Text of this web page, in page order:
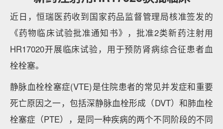
近日，恒瑞医药收到国家药品监督管理局核准签发的
《药物临床试验批准通知书》，批准2类新药注射用
HR17020开展临床试验，用于预防肾病综合征患者血
栓栓塞。
静脉血栓栓塞症(VTE)是住院患者的常见并发症和重要
死亡原因之一，包括深静脉血栓形成（DVT）和肺血栓
栓塞症（PTE），是同一种疾病的两个不同阶段的不同